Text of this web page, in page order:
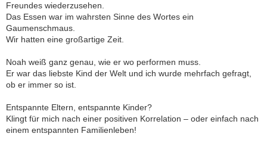
Freundes wiederzusehen.
Das Essen war im wahrsten Sinne des Wortes ein
Gaumenschmaus.
Wir hatten eine großartige Zeit.
Noah weiß ganz genau, wie er wo performen muss.
Er war das liebste Kind der Welt und ich wurde mehrfach gefragt,
ob er immer so ist.
Entspannte Eltern, entspannte Kinder?
Klingt für mich nach einer positiven Korrelation – oder einfach nach
einem entspannten Familienleben!